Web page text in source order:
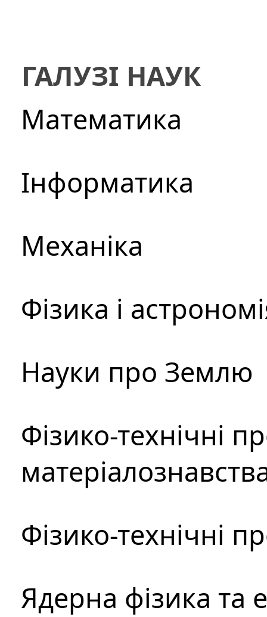
ГАЛУЗІ НАУК
Математика
Інформатика
Механіка
Фізика і
Науки про Землю
Фізико-технічні
Фізико-технічні
Ядерна фізика та